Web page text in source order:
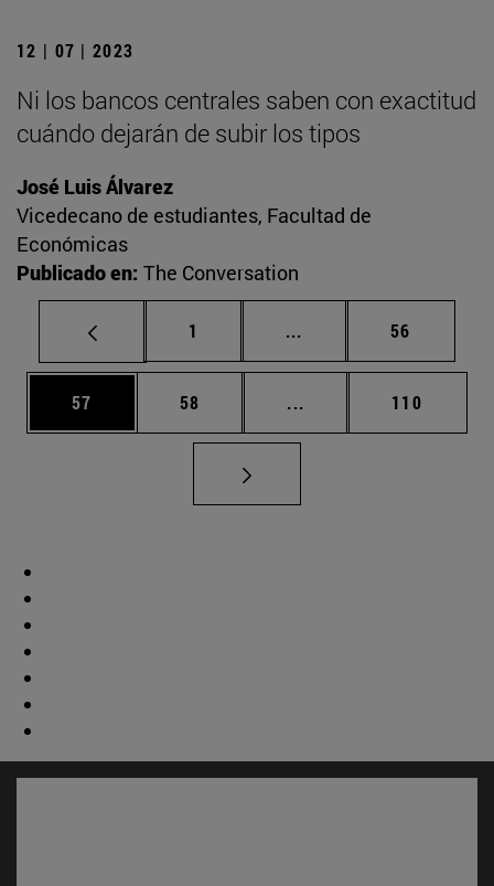
12 | 07 | 2023
Ni los bancos centrales saben con exactitud
cuándo dejarán de subir los tipos
José Luis Álvarez
Vicedecano de estudiantes, Facultad de
Económicas
Publicado en: The Conversation
Página
1 ... Páginas intermedias
Página
56
Página
57 Página
58 ... Páginas intermedias
Página
110